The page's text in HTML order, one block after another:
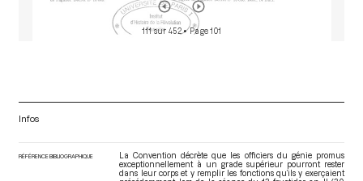
111 sur 452• Page 101
Infos
RÉFÉRENCE BIBLIOGRAPHIQUE
La Convention décrète que les officiers du génie promus
exceptionnellement à un grade supérieur pourront rester
dans leur corps et y remplir les fonctions qu’ils y exerçaient